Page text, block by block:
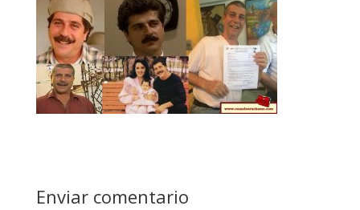
Enviar comentario